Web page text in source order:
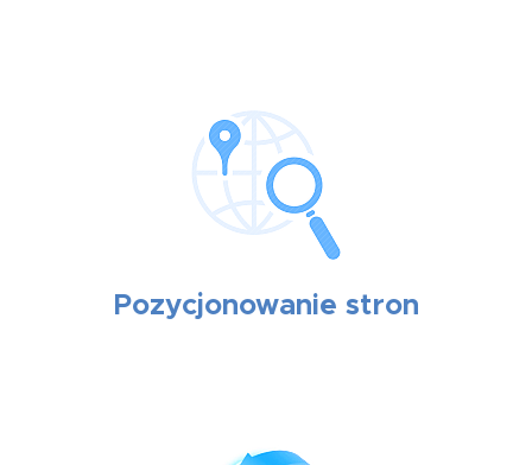
Pozycjonowanie stron